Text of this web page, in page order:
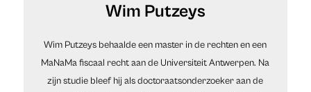
Wim Putzeys
Wim Putzeys behaalde een master in de rechten en een
MaNaMa fiscaal recht aan de Universiteit Antwerpen. Na
zijn studie bleef hij als doctoraatsonderzoeker aan de